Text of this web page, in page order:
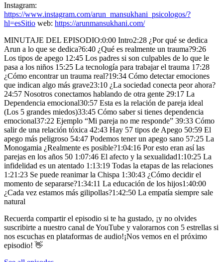
Instagram:
https://www.instagram.com/arun_mansukhani_psicologos/?
hl=esSitio web: https://arunmansukhani.com/
MINUTAJE DEL EPISODIO:0:00 Intro2:28 ¿Por qué se dedica
Arun a lo que se dedica?6:40 ¿Qué es realmente un trauma?9:26
Los tipos de apego 12:45 Los padres si son culpables de lo que le
pasa a los niños 15:25 La tecnología para trabajar el trauma 17:28
¿Cómo encontrar un trauma real?19:34 Cómo detectar emociones
que indican algo más grave23:10 ¿La sociedad conecta peor ahora?
24:57 Nosotros conectamos hablando de otra gente 29:17 La
Dependencia emocional30:57 Esta es la relación de pareja ideal
(Los 5 grandes miedos)33:45 Cómo saber si tienes dependencia
emocional37:22 Ejemplo “Mi pareja no me responde” 39:33 Cómo
salir de una relación tóxica 42:43 Hay 57 tipos de Apego 50:59 El
apego más peligroso 54:47 Podemos tener un apego sano 57:25 La
Monogamia ¿Realmente es posible?1:04:16 Por esto eran así las
parejas en los años 50 1:07:46 El afecto y la sexualidad1:10:25 La
infidelidad es un atentado 1:13:19 Todas la etapas de las relaciones
1:21:23 Se puede reanimar la Chispa 1:30:43 ¿Cómo decidir el
momento de separarse?1:34:11 La educación de los hijos1:40:00
¿Cada vez estamos más gilipollas?1:42:50 La empatía siempre sale
natural
Recuerda compartir el episodio si te ha gustado, ¡y no olvides
suscribirte a nuestro canal de YouTube y valorarnos con 5 estrellas si
nos escuchas en plataformas de audio!¡Nos vemos en el próximo
episodio! 👋